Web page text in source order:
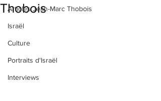
Articles Jean-Marc Thobois
Israël
Culture
Portraits d'Israël
Interviews
Thobois